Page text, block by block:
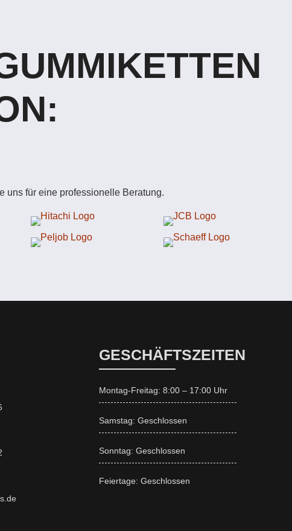
uns für eine professionelle Beratung.
GESCHÄFTSZEITEN
Montag-Freitag: 8:00 – 17:00 Uhr
Samstag: Geschlossen
Sonntag: Geschlossen
Feiertage: Geschlossen